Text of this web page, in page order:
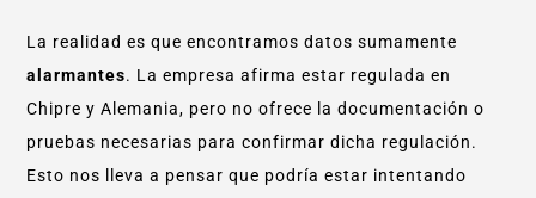
La realidad es que encontramos datos sumamente
alarmantes. La empresa afirma estar regulada en
Chipre y Alemania, pero no ofrece la documentación o
pruebas necesarias para confirmar dicha regulación.
Esto nos lleva a pensar que podría estar intentando